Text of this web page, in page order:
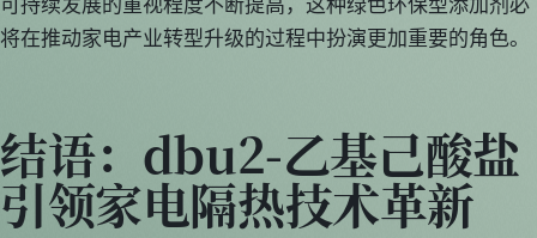
将在推动家电产业转型升级的过程中扮演更加重要的角色。
结语：dbu2-乙基己酸盐
引领家电隔热技术革新